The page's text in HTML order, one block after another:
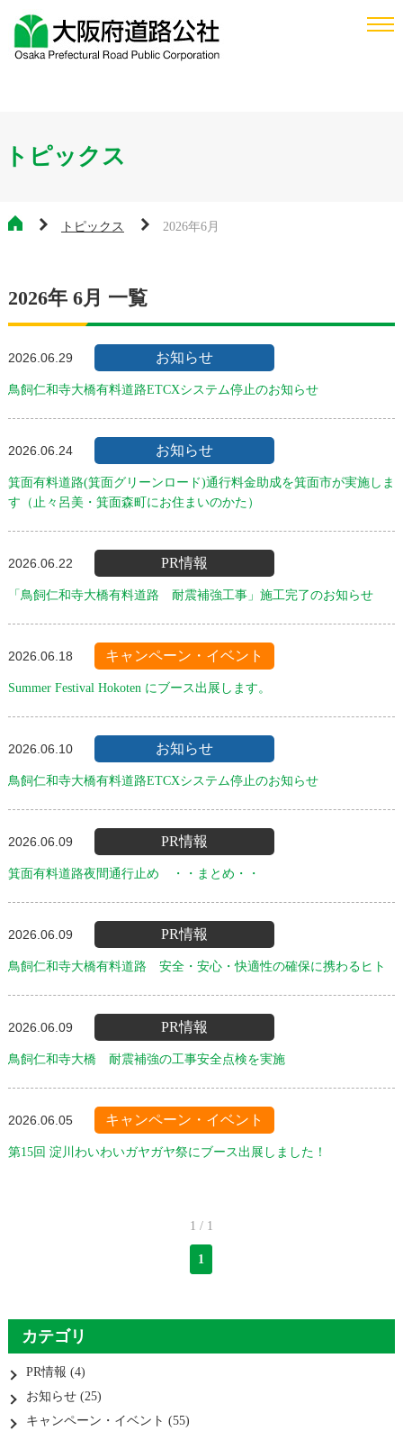
トピックス
トピックス 2026年6月
2026年 6月 一覧
2026.06.29 お知らせ
鳥飼仁和寺大橋有料道路ETCXシステム停止のお知らせ
2026.06.24 お知らせ
箕面有料道路(箕面グリーンロード)通行料金助成を箕面市が実施しま
す（止々呂美・箕面森町にお住まいのかた）
2026.06.22 PR情報
「鳥飼仁和寺大橋有料道路 耐震補強工事」施工完了のお知らせ
2026.06.18 キャンペーン・イベント
Summer Festival Hokoten にブース出展します。
2026.06.10 お知らせ
鳥飼仁和寺大橋有料道路ETCXシステム停止のお知らせ
2026.06.09 PR情報
箕面有料道路夜間通行止め ・・まとめ・・
2026.06.09 PR情報
鳥飼仁和寺大橋有料道路 安全・安心・快適性の確保に携わるヒト
2026.06.09 PR情報
鳥飼仁和寺大橋 耐震補強の工事安全点検を実施
2026.06.05 キャンペーン・イベント
第15回 淀川わいわいガヤガヤ祭にブース出展しました！
1 / 1
1
カテゴリ
PR情報 (4)
お知らせ(25)
キャンペーン・イベント (55)